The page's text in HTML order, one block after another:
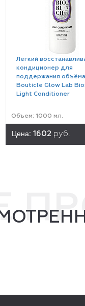
Легкий
кондиционер для
поддержания
Bouticle Glow Lab
Light Conditioner
Объем: 1000 мл.
Цена: 1602 руб.